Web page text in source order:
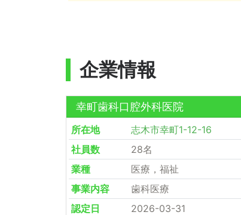
企業情報
幸町歯科口腔外科医院
所在地
志木市幸町1-12-16
社員数
28名
業種
医療，福祉
事業内容
歯科医療
認定日
2026-03-31